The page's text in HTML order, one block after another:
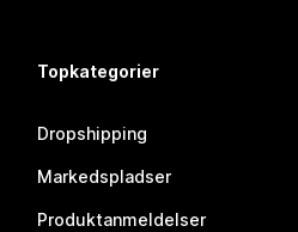
Topkategorier
Dropshipping
Markedspladser
Produktanmeldelser